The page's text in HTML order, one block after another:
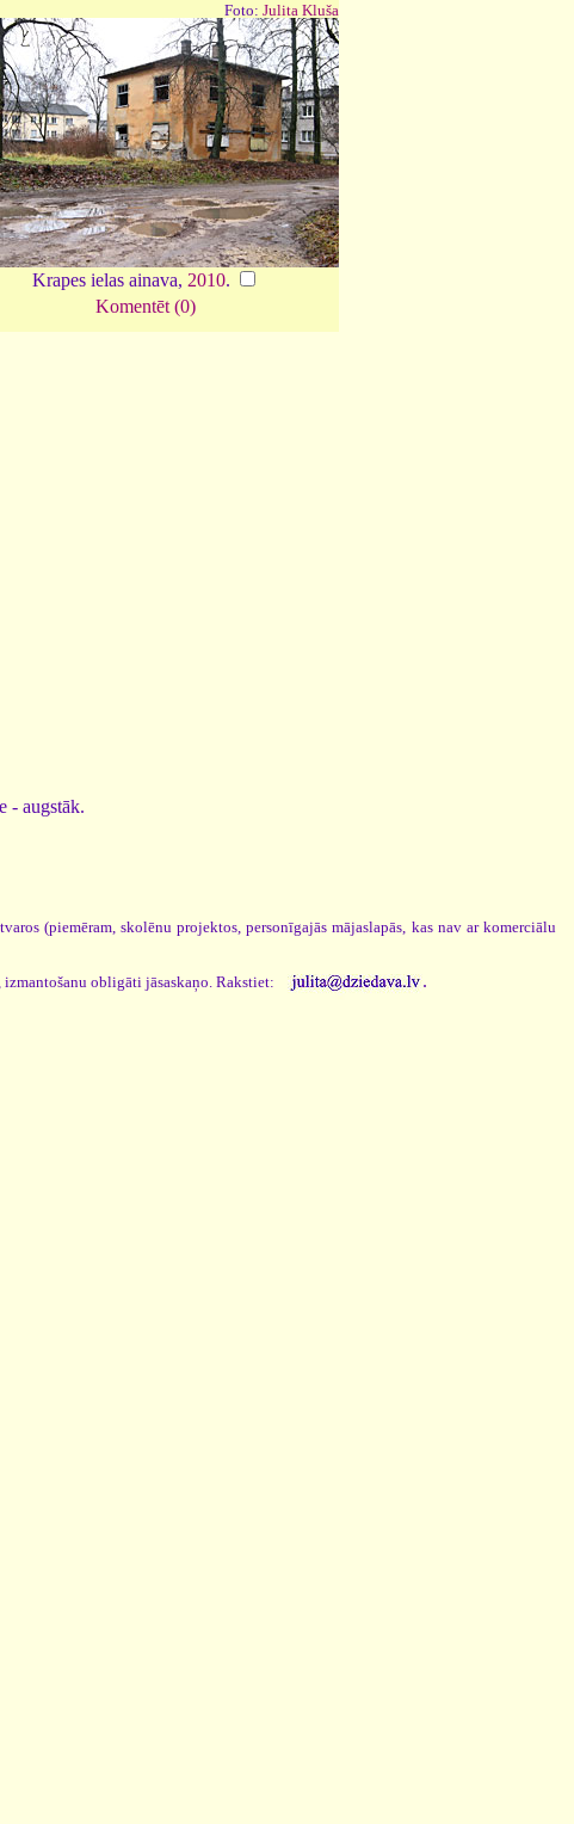
Foto: Julita Kluša
Krapes ielas ainava, 2010.
Komentēt (0)
- augstāk.
(piemēram, skolēnu projektos, personīgajās mājaslapās, kas nav ar komerciālu
obligāti jāsaskaņo. Rakstiet: .